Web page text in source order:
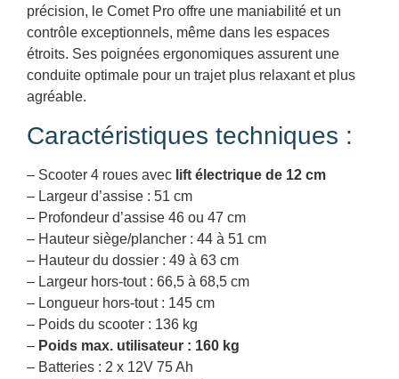
précision, le Comet Pro offre une maniabilité et un
contrôle exceptionnels, même dans les espaces
étroits. Ses poignées ergonomiques assurent une
conduite optimale pour un trajet plus relaxant et plus
agréable.
Caractéristiques techniques :
– Scooter 4 roues avec lift électrique de 12 cm
– Largeur d’assise : 51 cm
– Profondeur d’assise 46 ou 47 cm
– Hauteur siège/plancher : 44 à 51 cm
– Hauteur du dossier : 49 à 63 cm
– Largeur hors-tout : 66,5 à 68,5 cm
– Longueur hors-tout : 145 cm
– Poids du scooter : 136 kg
– Poids max. utilisateur : 160 kg
– Batteries : 2 x 12V 75 Ah